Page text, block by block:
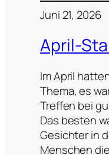
Juni 21, 2026
April-
Im April
Thema, es
Treffen bei
Das besten
Gesichter in
Menschen